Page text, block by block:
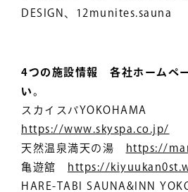
DESIGN、12munites.sauna
4つの施設情報 各社ホームペ
い。
スカイスパYOKOHAMA
https://www.skyspa.co.jp/
天然温泉満天の湯
https://
亀遊舘
https://
HARE-TABI SAUNA&INN